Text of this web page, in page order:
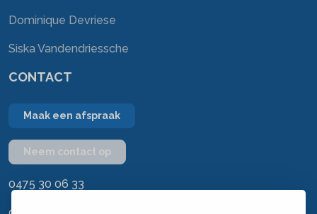
Dominique Devriese
Siska Vandendriessche
CONTACT
Maak een afspraak
Neem contact op
0475 30 06 33